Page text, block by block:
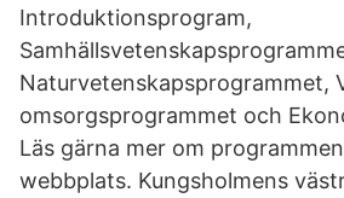
Introduktionsprogram,
Naturvetenskapsprogrammet,
omsorgsprogrammet och
Läs gärna mer om
webbplats. Kungsholmens